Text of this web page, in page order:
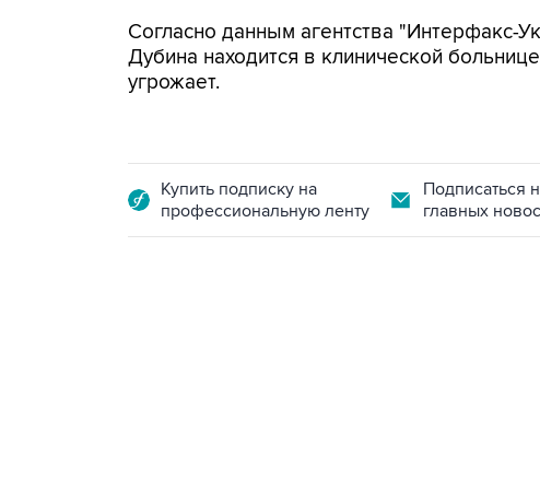
Согласно данным агентства "Интерфакс-
Дубина находится в клинической
угрожает.
Купить подписку на
профессиональную ленту
Подписаться
главных